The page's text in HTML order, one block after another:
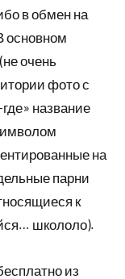
в обмен на
основном
очень
фото с
название
на
парни
к
школоло).
из